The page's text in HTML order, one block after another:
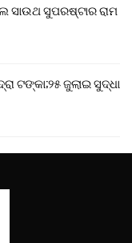
ସାଉଥ ସୁପରଷ୍ଟାର ରାମ
ଟଙ୍କା;୨୫ ଜୁଲାଇ ସୁଦ୍ଧା